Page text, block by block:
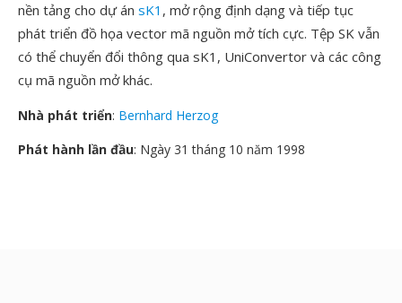
nền tảng cho dự án sK1 , mở rộng định dạng và tiếp tục
phát triển đồ họa vector mã nguồn mở tích cực. Tệp SK vẫn
có thể chuyển đổi thông qua sK1, UniConvertor và các công
cụ mã nguồn mở khác.
Nhà phát triển: Bernhard Herzog
Phát hành lần đầu: Ngày 31 tháng 10 năm 1998